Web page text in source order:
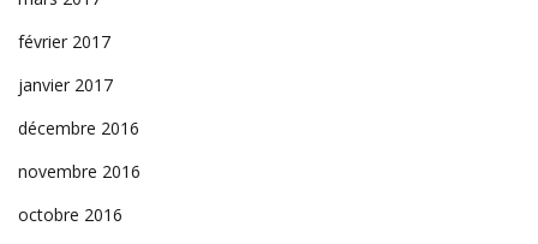
février 2017
janvier 2017
décembre 2016
novembre 2016
octobre 2016